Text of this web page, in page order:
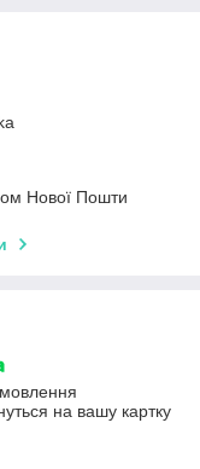
Нової Пошти
на вашу картку